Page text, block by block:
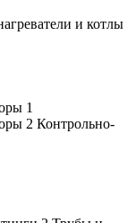
и котлы
Контрольно-